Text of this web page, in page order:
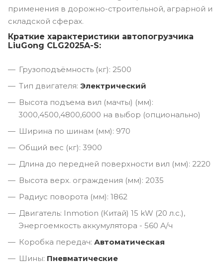
применения в дорожно-строительной, аграрной и
складской сферах.
Краткие характеристики автопогрузчика
LiuGong CLG2025A-S:
Грузоподъёмность (кг): 2500
Тип двигателя: Электрический
Высота подъема вил (мачты) (мм):
3000,4500,4800,6000 на выбор (опционально)
Ширина по шинам (мм): 970
Общий вес (кг): 3900
Длина до передней поверхности вил (мм): 2220
Высота верх. ограждения (мм): 2035
Радиус поворота (мм): 1862
Двигатель: Inmotion (Китай) 15 kW (20 л.с.),
Энергоемкость аккумулятора - 560 А/ч
Коробка передач: Автоматическая
Шины: Пневматические